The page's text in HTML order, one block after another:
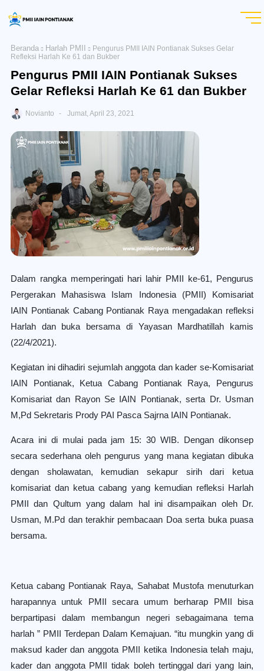
Beranda Harlah PMII
Pengurus PMII IAIN Pontianak Sukses Gelar
Refleksi Harlah Ke 61 dan Bukber
Pengurus PMII IAIN Pontianak Sukses
Gelar Refleksi Harlah Ke 61 dan Bukber
Novianto Jumat, April 23, 2021
Dalam rangka memperingati hari lahir PMII ke-61, Pengurus
Pergerakan Mahasiswa Islam Indonesia (PMII) Komisariat
IAIN Pontianak Cabang Pontianak Raya mengadakan refleksi
Harlah dan buka bersama di Yayasan Mardhatillah kamis
(22/4/2021).
Kegiatan ini dihadiri sejumlah anggota dan kader se-Komisariat
IAIN Pontianak, Ketua Cabang Pontianak Raya, Pengurus
Komisariat dan Rayon Se IAIN Pontianak, serta Dr. Usman
M,Pd Sekretaris Prody PAI Pasca Sajrna IAIN Pontianak.
Acara ini di mulai pada jam 15: 30 WIB. Dengan dikonsep
secara sederhana oleh pengurus yang mana kegiatan dibuka
dengan sholawatan, kemudian sekapur sirih dari ketua
komisariat dan ketua cabang yang kemudian refleksi Harlah
PMII dan Qultum yang dalam hal ini disampaikan oleh Dr.
Usman, M.Pd dan terakhir pembacaan Doa serta buka puasa
bersama.
Ketua cabang Pontianak Raya, Sahabat Mustofa menuturkan
harapannya untuk PMII secara umum berharap PMII bisa
berpartipasi dalam membangun negeri sebagaimana tema
harlah ” PMII Terdepan Dalam Kemajuan. “itu mungkin yang di
maksud kader dan anggota PMII ketika Indonesia telah maju,
kader dan anggota PMII tidak boleh tertinggal dari yang lain,